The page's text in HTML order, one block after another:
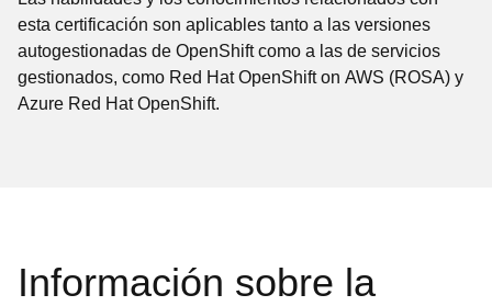
esta certificación son aplicables tanto a las versiones
autogestionadas de OpenShift como a las de servicios
gestionados, como Red Hat OpenShift on AWS (ROSA) y
Azure Red Hat OpenShift.
Información sobre la